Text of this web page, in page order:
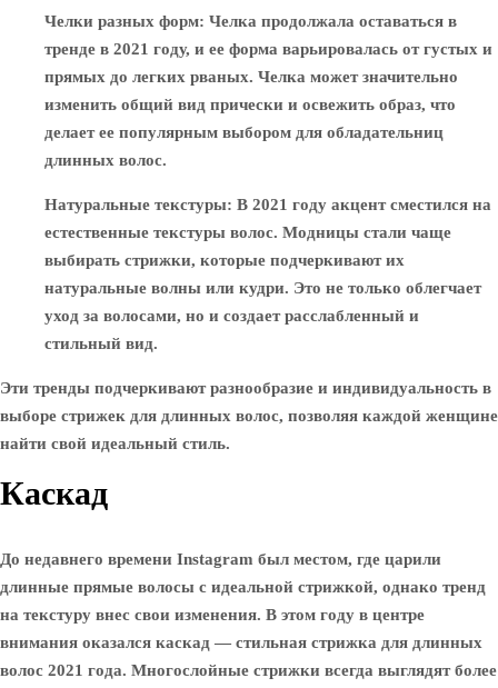
Челки разных форм: Челка продолжала оставаться в
тренде в 2021 году, и ее форма варьировалась от густых и
прямых до легких рваных. Челка может значительно
изменить общий вид прически и освежить образ, что
делает ее популярным выбором для обладательниц
длинных волос.
Натуральные текстуры: В 2021 году акцент сместился на
естественные текстуры волос. Модницы стали чаще
выбирать стрижки, которые подчеркивают их
натуральные волны или кудри. Это не только облегчает
уход за волосами, но и создает расслабленный и
стильный вид.
Эти тренды подчеркивают разнообразие и индивидуальность в
выборе стрижек для длинных волос, позволяя каждой женщине
найти свой идеальный стиль.
Каскад
До недавнего времени Instagram был местом, где царили
длинные прямые волосы с идеальной стрижкой, однако тренд
на текстуру внес свои изменения. В этом году в центре
внимания оказался каскад — стильная стрижка для длинных
волос 2021 года. Многослойные стрижки всегда выглядят более